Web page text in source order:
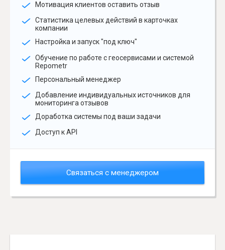
Мотивация клиентов оставить отзыв
Статистика целевых действий в карточках
компании
Настройка и запуск "под ключ"
Обучение по работе с геосервисами и системой
Repometr
Персональный менеджер
Добавление индивидуальных источников для
мониторинга отзывов
Доработка системы под ваши задачи
Доступ к API
Связаться с менеджером